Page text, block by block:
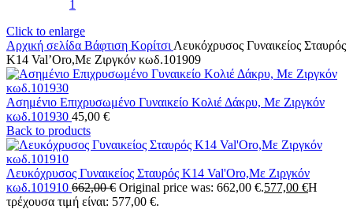
Click to enlarge
Αρχική σελίδα Βάφτιση Κορίτσι Λευκόχρυσος Γυναικείος Σταυρός
Κ14 Val’Oro,Με Ζιργκόν κωδ.101909
Ασημένιο Επιχρυσωμένο Γυναικείο Κολιέ Δάκρυ, Με Ζιργκόν
κωδ.101930 45,00 €
Back to products
Λευκόχρυσος Γυναικείος Σταυρός Κ14 Val'Oro,Με Ζιργκόν
κωδ.101910 662,00€ Original price was: 662,00 €.577,00 €Η
τρέχουσα τιμή είναι: 577,00 €.